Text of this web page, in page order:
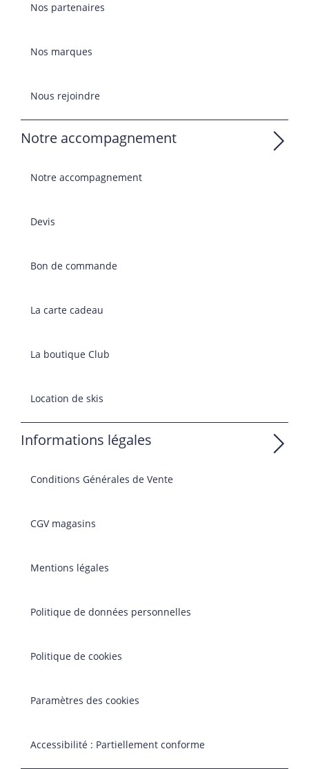
Nos partenaires
Nos marques
Nous rejoindre
Notre accompagnement
Notre accompagnement
Devis
Bon de commande
La carte cadeau
La boutique Club
Location de skis
Informations légales
Conditions Générales de Vente
CGV magasins
Mentions légales
Politique de données personnelles
Politique de cookies
Paramètres des cookies
Accessibilité : Partiellement conforme